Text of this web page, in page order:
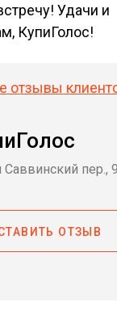
Удачи и
КупиГолос!
отзывы
пер., 9
ОТЗЫВ